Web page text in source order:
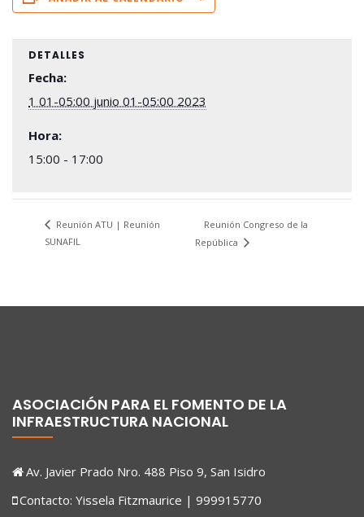
DETALLES
Fecha:
1 01-05:00 junio 01-05:00 2023
Hora:
15:00 - 17:00
Reunión ATU | Reunión
SUNAFIL
Reunión Congreso de la
República
ASOCIACIÓN PARA EL FOMENTO DE LA
INFRAESTRUCTURA NACIONAL
Av. Javier Prado Nro. 488 Piso 9, San Isidro
Contacto: Yissela Fitzmaurice | 999915770